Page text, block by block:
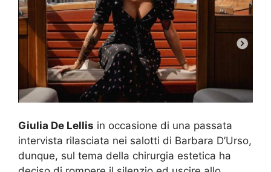
Giulia De Lellis in occasione di una passata
intervista rilasciata nei salotti di Barbara D’Urso,
dunque, sul tema della chirurgia estetica ha